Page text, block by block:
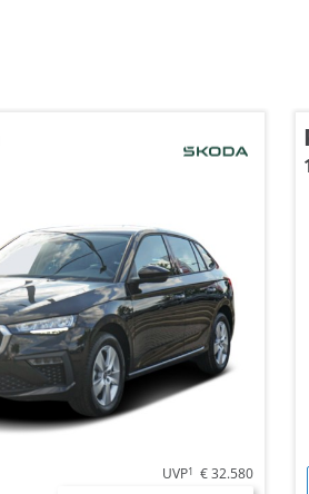
UVP1 € 32.580